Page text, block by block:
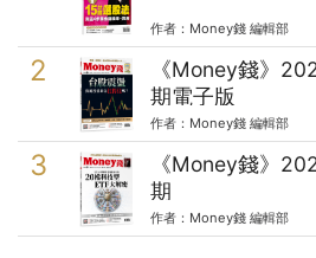
作者：Money錢 編輯部
《Money錢》
期電子版
作者：Money錢 編輯部
《Money錢》
期
作者：Money錢 編輯部